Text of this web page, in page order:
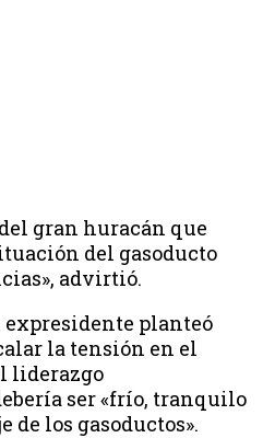
gran huracán que
del gasoducto
advirtió.
expresidente planteó
la tensión en el
liderazgo
ser «frío, tranquilo
de los gasoductos».